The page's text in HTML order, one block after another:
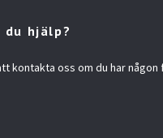
du hjälp?
kontakta oss om du har